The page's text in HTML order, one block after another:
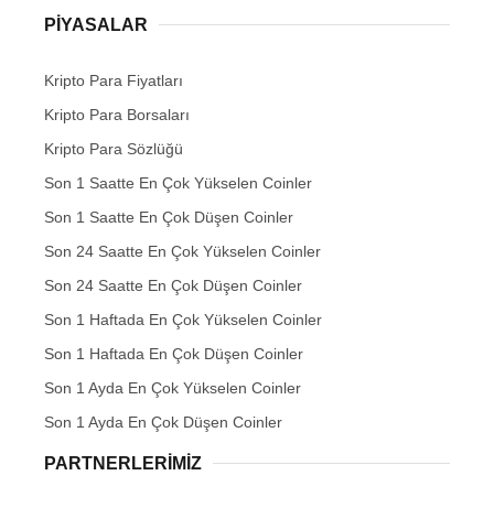
PIYASALAR
Kripto Para Fiyatları
Kripto Para Borsaları
Kripto Para Sözlüğü
Son 1 Saatte En Çok Yükselen Coinler
Son 1 Saatte En Çok Düşen Coinler
Son 24 Saatte En Çok Yükselen Coinler
Son 24 Saatte En Çok Düşen Coinler
Son 1 Haftada En Çok Yükselen Coinler
Son 1 Haftada En Çok Düşen Coinler
Son 1 Ayda En Çok Yükselen Coinler
Son 1 Ayda En Çok Düşen Coinler
PARTNERLERIMIZ